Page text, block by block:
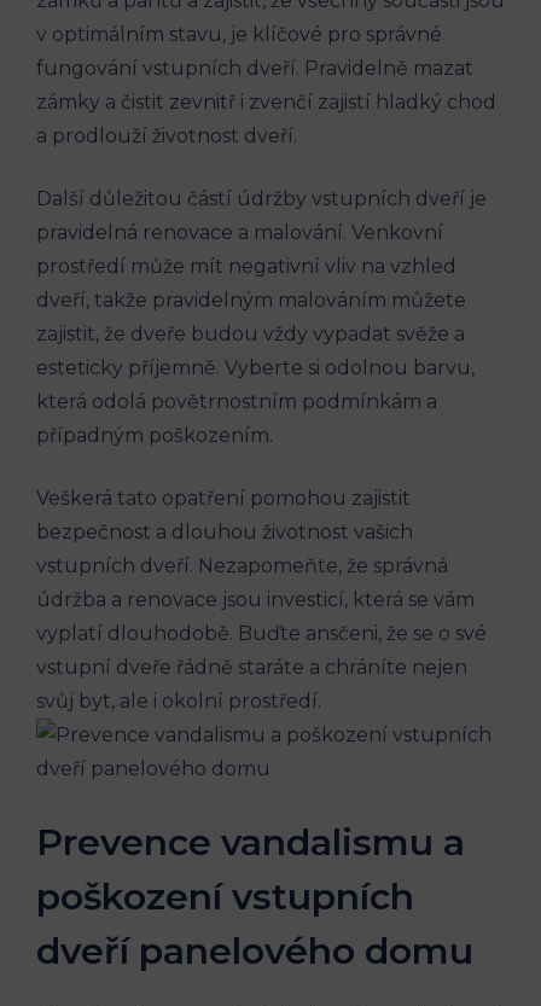
v optimálním stavu, je klíčové pro správné
fungování vstupních dveří. Pravidelně mazat
zámky a čistit zevnitř i zvenčí zajistí hladký chod
a prodlouží životnost dveří.
Další důležitou částí údržby vstupních dveří je
pravidelná renovace a malování. Venkovní
prostředí může mít negativní vliv na vzhled
dveří, takže pravidelným malováním můžete
zajistit, že dveře budou vždy vypadat svěže a
esteticky příjemně. Vyberte si odolnou barvu,
která odolá povětrnostním podmínkám a
případným poškozením.
Veškerá tato opatření pomohou zajistit
bezpečnost a dlouhou životnost vašich
vstupních dveří. Nezapomeňte, že správná
údržba a renovace jsou investicí, která se vám
vyplatí dlouhodobě. Buďte ansčeni, že se o své
vstupní dveře řádně staráte a chráníte nejen
svůj byt, ale i okolní prostředí.
Prevence vandalismu a
poškození vstupních
dveří panelového domu